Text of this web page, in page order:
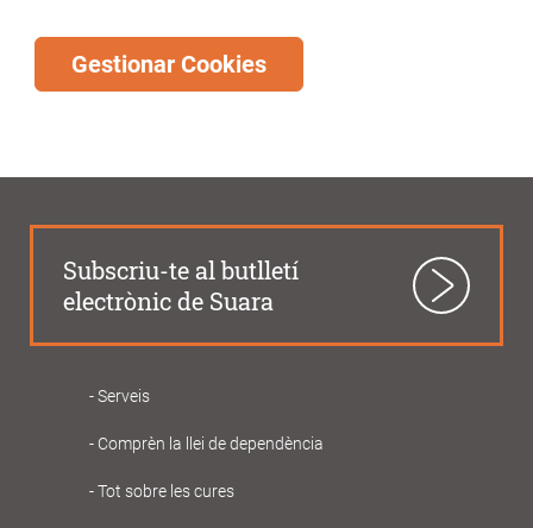
Gestionar Cookies
Subscriu-te al butlletí
electrònic de Suara
Navegació
principal
Gent
Serveis
Comprèn la llei de dependència
Tot sobre les cures